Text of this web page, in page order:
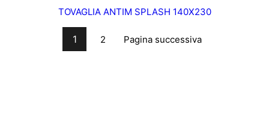
TOVAGLIA ANTIM SPLASH 140X230
1 2 Pagina successiva